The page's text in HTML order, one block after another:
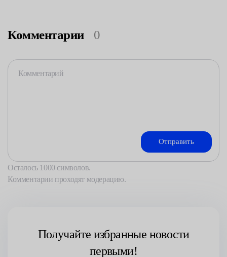
Комментарии 0
Осталось 1000 символов.
Комментарии проходят модерацию.
Получайте избранные новости
первыми!